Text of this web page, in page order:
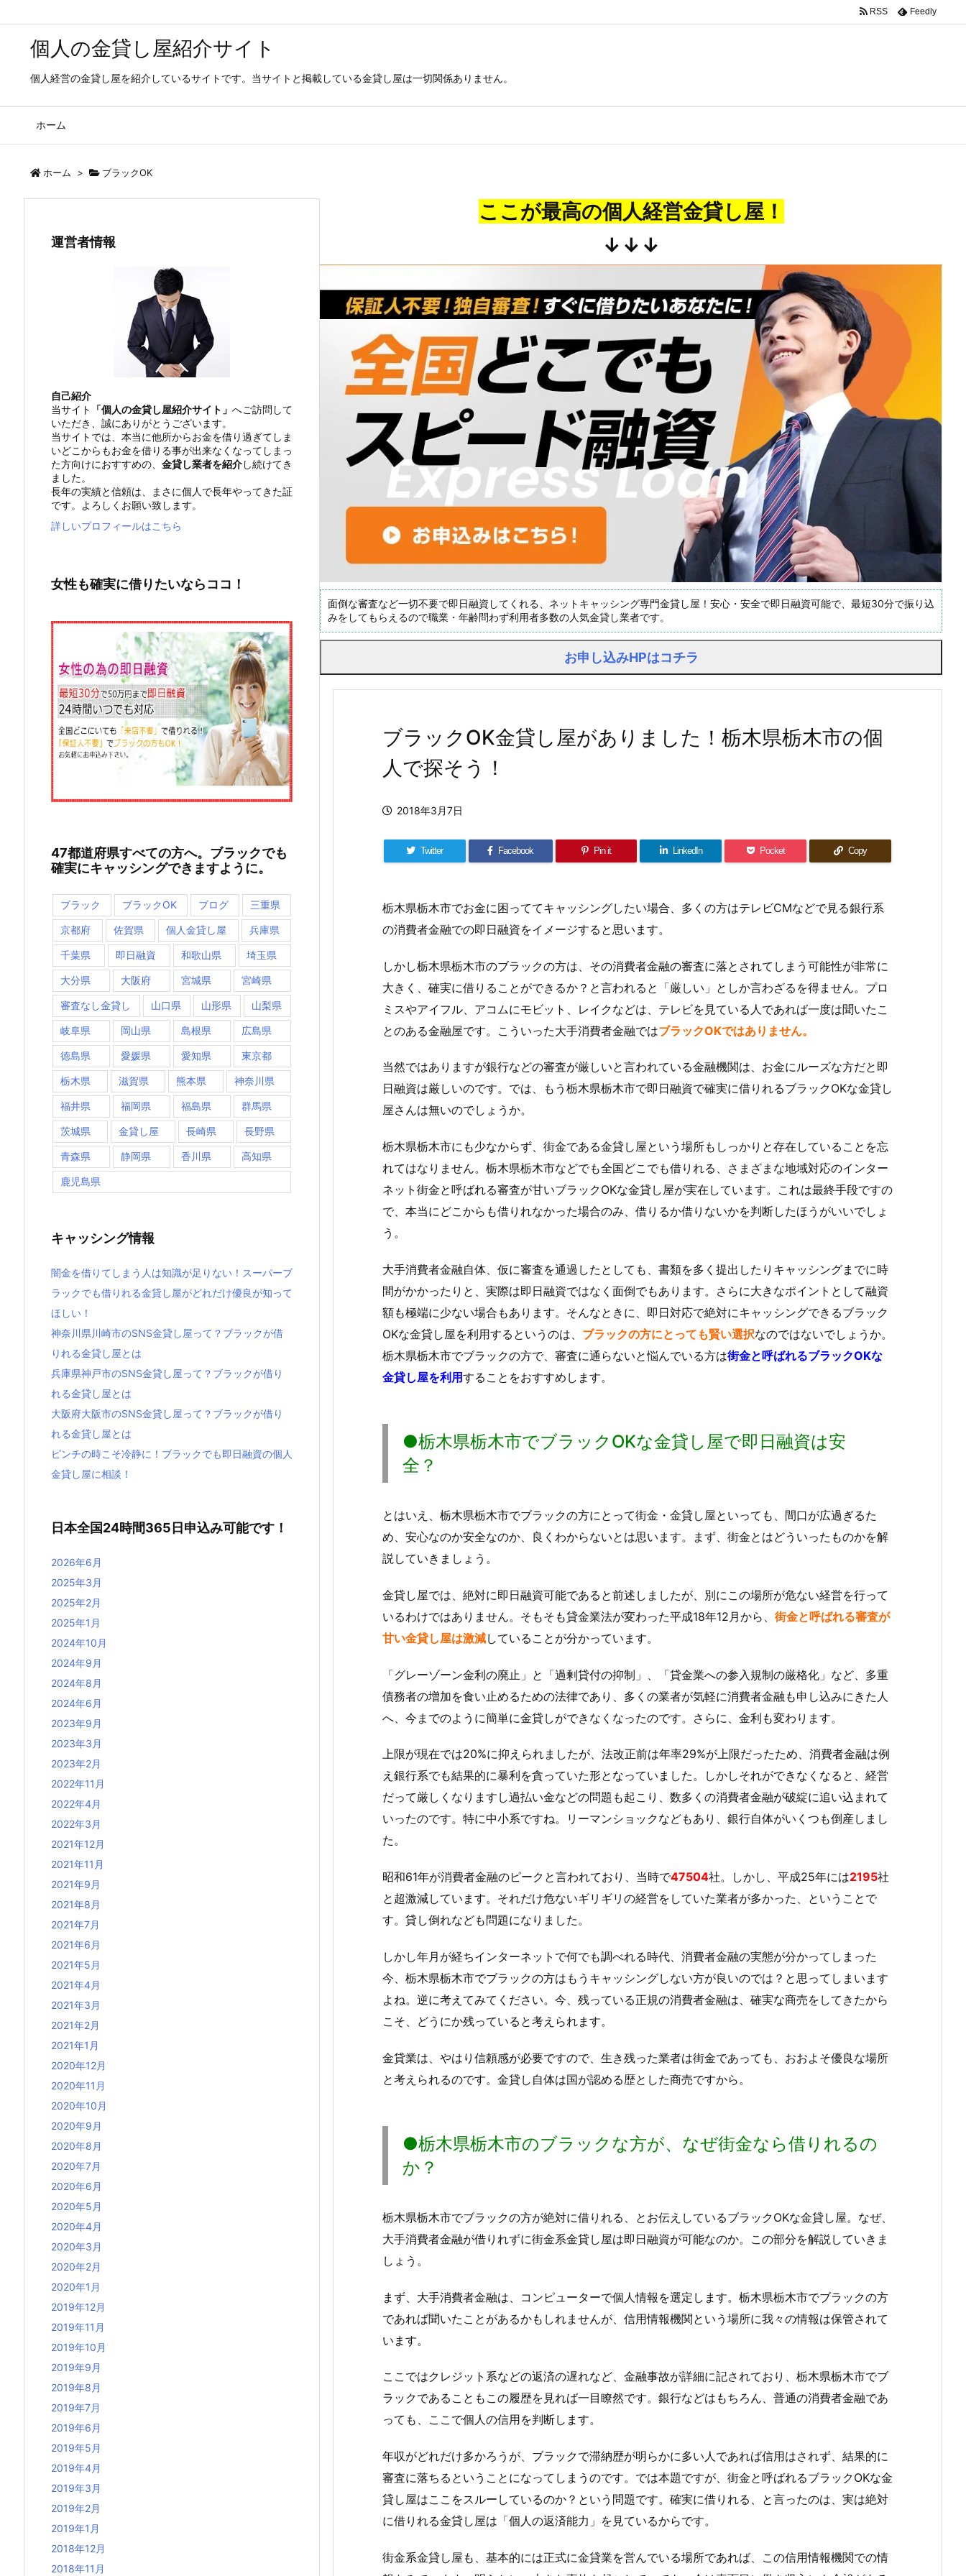
個人の金貸し屋紹介サイト
個人経営の金貸し屋を紹介しているサイトです。当サイトと掲載している金貸し屋は一切関係ありません。
ホーム
RSS Feedly
ホーム > ブラックOK
ここが最高の個人経営金貸し屋！
↓↓↓
面倒な審査など一切不要で即日融資してくれる、ネットキャッシング専門金貸し屋！安心・安全で即日融資可能で、最短30分で振り込
みをしてもらえるので職業・年齢問わず利用者多数の人気金貸し業者です。
お申し込みHPはコチラ
ブラックOK金貸し屋がありました！栃木県栃木市の個
人で探そう！
2018年3月7日
Twitter Facebook Pin it LinkedIn Pocket Copy
栃木県栃木市でお金に困っててキャッシングしたい場合、多くの方はテレビCMなどで見る銀行系
の消費者金融での即日融資をイメージすると思います。
しかし栃木県栃木市のブラックの方は、その消費者金融の審査に落とされてしまう可能性が非常に
大きく、確実に借りることができるか？と言われると「厳しい」としか言わざるを得ません。プロ
ミスやアイフル、アコムにモビット、レイクなどは、テレビを見ている人であれば一度は聞いたこ
とのある金融屋です。こういった大手消費者金融ではブラックOKではありません。
当然ではありますが銀行などの審査が厳しいと言われている金融機関は、お金にルーズな方だと即
日融資は厳しいのです。では、もう栃木県栃木市で即日融資で確実に借りれるブラックOKな金貸し
屋さんは無いのでしょうか。
栃木県栃木市にも少なからず、街金である金貸し屋という場所もしっかりと存在していることを忘
れてはなりません。栃木県栃木市などでも全国どこでも借りれる、さまざまな地域対応のインター
ネット街金と呼ばれる審査が甘いブラックOKな金貸し屋が実在しています。これは最終手段ですの
で、本当にどこからも借りれなかった場合のみ、借りるか借りないかを判断したほうがいいでしょ
う。
大手消費者金融自体、仮に審査を通過したとしても、書類を多く提出したりキャッシングまでに時
間がかかったりと、実際は即日融資ではなく面倒でもあります。さらに大きなポイントとして融資
額も極端に少ない場合もあります。そんなときに、即日対応で絶対にキャッシングできるブラック
OKな金貸し屋を利用するというのは、 ブラックの方にとっても賢い選択なのではないでしょうか。
栃木県栃木市でブラックの方で、審査に通らないと悩んでいる方は街金と呼ばれるブラックOKな
金貸し屋を利用することをおすすめします。
●栃木県栃木市でブラックOKな金貸し屋で即日融資は安
全？
とはいえ、栃木県栃木市でブラックの方にとって街金・金貸し屋といっても、間口が広過ぎるた
め、安心なのか安全なのか、良くわからないとは思います。まず、街金とはどういったものかを解
説していきましょう。
金貸し屋では、絶対に即日融資可能であると前述しましたが、別にこの場所が危ない経営を行って
いるわけではありません。そもそも貸金業法が変わった平成18年12月から、 街金と呼ばれる審査が
甘い金貸し屋は激減していることが分かっています。
「グレーゾーン金利の廃止」と「過剰貸付の抑制」、「貸金業への参入規制の厳格化」など、多重
債務者の増加を食い止めるための法律であり、多くの業者が気軽に消費者金融も申し込みにきた人
へ、今までのように簡単に金貸しができなくなったのです。さらに、金利も変わります。
上限が現在では20%に抑えられましたが、法改正前は年率29%が上限だったため、消費者金融は例
え銀行系でも結果的に暴利を貪っていた形となっていました。しかしそれができなくなると、経営
だって厳しくなりますし過払い金などの問題も起こり、数多くの消費者金融が破綻に追い込まれて
いったのです。特に中小系ですね。リーマンショックなどもあり、銀行自体がいくつも倒産しまし
た。
昭和61年が消費者金融のピークと言われており、当時で47504社。しかし、平成25年には2195社
と超激減しています。それだけ危ないギリギリの経営をしていた業者が多かった、ということで
す。貸し倒れなども問題になりました。
しかし年月が経ちインターネットで何でも調べれる時代、消費者金融の実態が分かってしまった
今、栃木県栃木市でブラックの方はもうキャッシングしない方が良いのでは？と思ってしまいます
よね。逆に考えてみてください。今、残っている正規の消費者金融は、確実な商売をしてきたから
こそ、どうにか残っていると考えられます。
金貸業は、やはり信頼感が必要ですので、生き残った業者は街金であっても、おおよそ優良な場所
と考えられるのです。金貸し自体は国が認める歴とした商売ですから。
●栃木県栃木市のブラックな方が、なぜ街金なら借りれるの
か？
栃木県栃木市でブラックの方が絶対に借りれる、とお伝えしているブラックOKな金貸し屋。なぜ、
大手消費者金融が借りれずに街金系金貸し屋は即日融資が可能なのか。この部分を解説していきま
しょう。
まず、大手消費者金融は、コンピューターで個人情報を選定します。栃木県栃木市でブラックの方
であれば聞いたことがあるかもしれませんが、信用情報機関という場所に我々の情報は保管されて
います。
ここではクレジット系などの返済の遅れなど、金融事故が詳細に記されており、栃木県栃木市でブ
ラックであることもこの履歴を見れば一目瞭然です。銀行などはもちろん、普通の消費者金融であ
っても、ここで個人の信用を判断します。
年収がどれだけ多かろうが、ブラックで滞納歴が明らかに多い人であれば信用はされず、結果的に
審査に落ちるということになってしまうのです。では本題ですが、街金と呼ばれるブラックOKな金
貸し屋はここをスルーしているのか？という問題です。確実に借りれる、と言ったのは、実は絶対
に借りれる金貸し屋は「個人の返済能力」を見ているからです。
街金系金貸し屋も、基本的には正式に金貸業を営んでいる場所であれば、この信用情報機関での情
運営者情報
自己紹介
当サイト
「個人の金貸し屋紹介サイト」 へご訪問して
いただき、誠にありがとうございます。
当サイトでは、本当に他所からお金を借り過ぎてしま
いどこからもお金を借りる事が出来なくなってしまっ
た方向けにおすすめの、 金貸し業者を紹介し続けてき
ました。
長年の実績と信頼は、まさに個人で長年やってきた証
です。よろしくお願い致します。
詳しいプロフィールはこちら
女性も確実に借りたいならココ！
47都道府県すべての方へ。ブラックでも
確実にキャッシングできますように。
ブラック ブラックOK ブログ 三重県
京都府 佐賀県 個人金貸し屋 兵庫県
千葉県 即日融資 和歌山県 埼玉県
大分県 大阪府 宮城県 宮崎県
審査なし金貸し 山口県 山形県 山梨県
岐阜県 岡山県 島根県 広島県
徳島県 愛媛県 愛知県 東京都
栃木県 滋賀県 熊本県 神奈川県
福井県 福岡県 福島県 群馬県
茨城県 金貸し屋 長崎県 長野県
青森県 静岡県 香川県 高知県
鹿児島県
キャッシング情報
闇金を借りてしまう人は知識が足りない！スーパーブ
ラックでも借りれる金貸し屋がどれだけ優良が知って
ほしい！
神奈川県川崎市のSNS金貸し屋って？ブラックが借
りれる金貸し屋とは
兵庫県神戸市のSNS金貸し屋って？ブラックが借り
れる金貸し屋とは
大阪府大阪市のSNS金貸し屋って？ブラックが借り
れる金貸し屋とは
ピンチの時こそ冷静に！ブラックでも即日融資の個人
金貸し屋に相談！
日本全国24時間365日申込み可能です！
2026年6月
2025年3月
2025年2月
2025年1月
2024年10月
2024年9月
2024年8月
2024年6月
2023年9月
2023年3月
2023年2月
2022年11月
2022年4月
2022年3月
2021年12月
2021年11月
2021年9月
2021年8月
2021年7月
2021年6月
2021年5月
2021年4月
2021年3月
2021年2月
2021年1月
2020年12月
2020年11月
2020年10月
2020年9月
2020年8月
2020年7月
2020年6月
2020年5月
2020年4月
2020年3月
2020年2月
2020年1月
2019年12月
2019年11月
2019年10月
2019年9月
2019年8月
2019年7月
2019年6月
2019年5月
2019年4月
2019年3月
2019年2月
2019年1月
2018年12月
2018年11月